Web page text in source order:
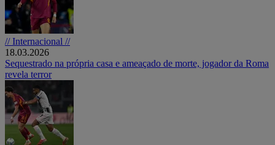
// Internacional //
18.03.2026
Sequestrado na própria casa e ameaçado de morte, jogador da Roma
revela terror